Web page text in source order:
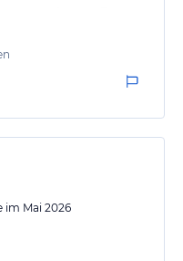
größeren Hotel mit
Strand.
im Mai 2026